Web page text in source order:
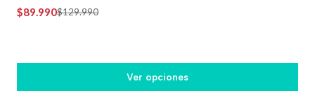
$89.990$129.990
Ver opciones